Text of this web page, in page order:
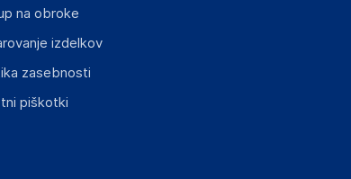
izdelka in lahko vključujejo ključne varnostne
na obroke
izdelkov
zasebnosti
piškotki